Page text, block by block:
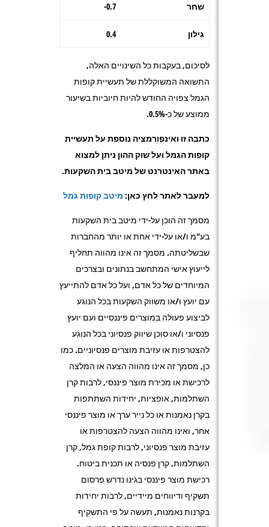
שחר 0.7-
גילון 0.4
לסיכום, בעקבות כל השינויים האלה,
התשואה המשוקללת של תעשיית קופות
הגמל צפויה החודש להיות חיוביות בשיעור
ממוצע של כ-0.5%.
כתבה זו ואינפורמציה נוספת על תעשיית
קופות הגמל ועל שוק ההון ניתן למצוא
באתר האינטרנט של מיטב בית השקעות.
למעבר לאתר לחץ כאן: מיטב קופות גמל
מסמך זה הוכן על-ידי מיטב בית השקעות
בע"מ ו/או על-ידי אחת או יותר מהחברות
שבשליטתה. מסמך זה אינו מהווה תחליף
לייעוץ אישי המתחשב בנתונים ובצרכים
המיוחדים של כל אדם, ועל כל אדם להתייעץ
עם יועץ ו/או משווק השקעות בכל הנוגע
לביצוע פעולה במוצרים פיננסיים ועם יועץ
פנסיוני ו/או סוכן שיווק פנסיוני בכל הנוגע
להצטרפות או עזיבת מוצרים פנסיוניים. כמו
כן, מסמך זה אינו מהווה הצעה או המלצה
לרכישת או מכירת מוצר פיננסי, לרבות קרן
השתלמות, אופציות, יחידות השתתפות
בקרן נאמנות או כל נייר ערך או מוצר פיננסי
אחר, ואינו מהווה הצעה להצטרפות או
עזיבת מוצר פנסיוני, לרבות קופת גמל, קרן
השתלמות, קרן פנסיה או תכנית ביטוח.
רכישת מוצר פיננסי בגינו נדרש פרסום
תשקיף ודיווחים מיידיים, לרבות יחידות
בקרנות נאמנות, תעשה על פי התשקיף